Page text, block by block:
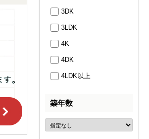
3DK
3LDK
4K
4DK
4LDK以上
築年数